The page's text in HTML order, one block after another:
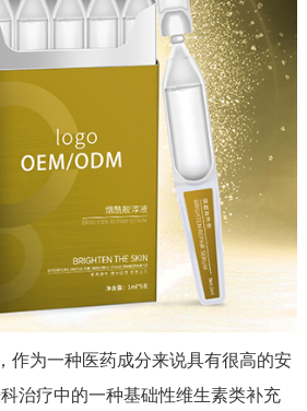
作为一种医药成分来说具有很高的安
治疗中的一种基础性维生素类补充